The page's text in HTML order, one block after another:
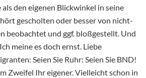
den eigenen Blickwinkel in seine
gescholten oder besser von nicht-
beobachtet und ggf. bloßgestellt. Und
meine es doch ernst. Liebe
Seien Sie Ruhr: Seien Sie BND!
Zweifel Ihr eigener. Vielleicht schon in